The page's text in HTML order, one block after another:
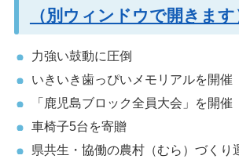
（別ウィンドウで開きます
力強い鼓動に圧倒
いきいき歯っぴいメモリアルを開催
「鹿児島ブロック全員大会」を開催
車椅子5台を寄贈
県共生・協働の農村（むら）づくり